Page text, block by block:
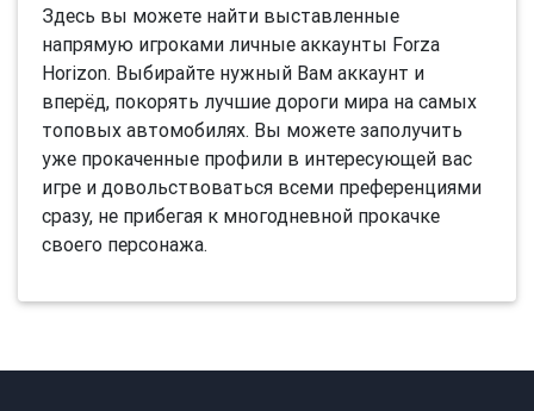
Здесь вы можете найти выставленные
напрямую игроками личные аккаунты Forza
Horizon. Выбирайте нужный Вам аккаунт и
вперёд, покорять лучшие дороги мира на самых
топовых автомобилях. Вы можете заполучить
уже прокаченные профили в интересующей вас
игре и довольствоваться всеми преференциями
сразу, не прибегая к многодневной прокачке
своего персонажа.